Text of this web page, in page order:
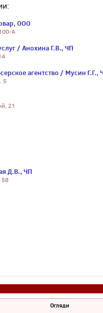
ООО
А
/ Анохина Г.В., ЧП
агентство / Мусин Г.Г.,
5
21
Д.В., ЧП
58
Огляди